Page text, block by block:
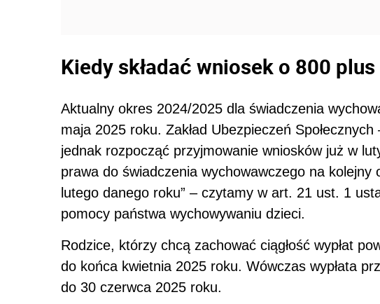
Kiedy składać wniosek o 800
Aktualny okres 2024/2025 dla świadczenia
maja 2025 roku. Zakład Ubezpieczeń
jednak rozpocząć przyjmowanie wniosków już w
prawa do świadczenia wychowawczego na
lutego danego roku” – czytamy w art. 21 ust. 1
pomocy państwa wychowywaniu dzieci.
Rodzice, którzy chcą zachować ciągłość wypłat
do końca kwietnia 2025 roku. Wówczas wypłata
do 30 czerwca 2025 roku.